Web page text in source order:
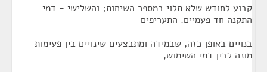
קבוע לחודש שלא תלוי במספר השיחות; והשלישי - דמי
התקנה חד פעמיים. התעריפים
בנויים באופן כזה, שבמידה ומתבצעים שינויים בין פעימות
מונה לבין דמי השימוש,